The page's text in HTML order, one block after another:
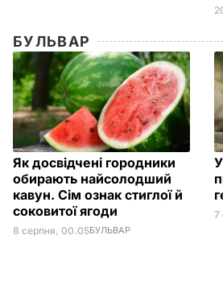
БУЛЬВАР
Як досвідчені городники
обирають найсолодший
кавун. Сім ознак стиглої й
соковитої ягоди
8 серпня, 00.05БУЛЬВАР
7